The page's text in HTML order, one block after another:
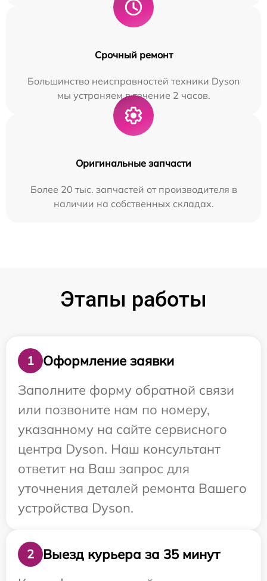
Срочный ремонт
Большинство неисправностей техники Dyson
мы устраняем в течение 2 часов.
Оригинальные запчасти
Более 20 тыс. запчастей от производителя в
наличии на собственных складах.
Этапы работы
1
Оформление заявки
Заполните форму обратной связи
или позвоните нам по номеру,
указанному на сайте сервисного
центра Dyson. Наш консультант
ответит на Ваш запрос для
уточнения деталей ремонта Вашего
устройства Dyson.
2
Выезд курьера за 35 минут